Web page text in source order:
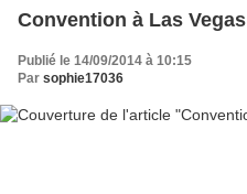
Convention à Las Vegas
Publié le 14/09/2014 à 10:15
Par sophie17036